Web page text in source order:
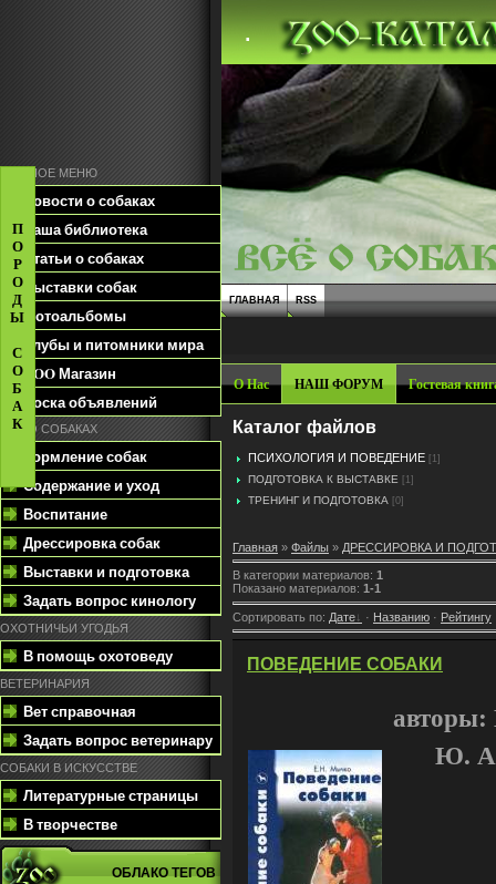
П
О
Р
О
Д
Ы
С
О
Б
А
К
ГЛАВНОЕ МЕНЮ
Новости о собаках
Наша библиотека
Статьи о собаках
Выставки собак
Фотоальбомы
Клубы и питомники мира
ZOO Магазин
Доска объявлений
ВСЁ О СОБАКАХ
Кормление собак
Содержание и уход
Воспитание
Дрессировка собак
Выставки и подготовка
Задать вопрос кинологу
ОХОТНИЧЬИ УГОДЬЯ
В помощь охотоведу
ВЕТЕРИНАРИЯ
Вет справочная
Задать вопрос ветеринару
СОБАКИ В ИСКУССТВЕ
Литературные страницы
В творчестве
ОБЛАКО ТЕГОВ
.
ГЛАВНАЯ RSS
О Нас НАШ ФОРУМ Гостевая
Каталог файлов
ПСИХОЛОГИЯ И ПОВЕДЕНИЕ [1]
ПОДГОТОВКА К ВЫСТАВКЕ [1]
ТРЕНИНГ И ПОДГОТОВКА [0]
Главная » Файлы » ДРЕССИРОВКА И
В категории материалов: 1
Показано материалов: 1-1
Сортировать по: Дате · Названию · Рейтингу
ПОВЕДЕНИЕ СОБАКИ
Ю.